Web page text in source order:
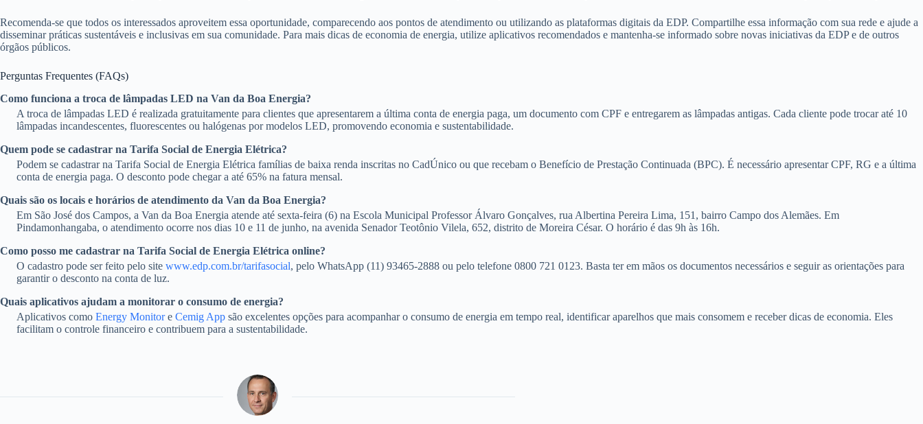
Recomenda-se que todos os interessados aproveitem essa oportunidade, comparecendo aos pontos de atendimento ou utilizando as plataformas digitais da EDP. Compartilhe essa informação com sua rede e ajude a
disseminar práticas sustentáveis e inclusivas em sua comunidade. Para mais dicas de economia de energia, utilize aplicativos recomendados e mantenha-se informado sobre novas iniciativas da EDP e de outros
órgãos públicos.
Perguntas Frequentes (FAQs)
Como funciona a troca de lâmpadas LED na Van da Boa Energia?
A troca de lâmpadas LED é realizada gratuitamente para clientes que apresentarem a última conta de energia paga, um documento com CPF e entregarem as lâmpadas antigas. Cada cliente pode trocar até 10
lâmpadas incandescentes, fluorescentes ou halógenas por modelos LED, promovendo economia e sustentabilidade.
Quem pode se cadastrar na Tarifa Social de Energia Elétrica?
Podem se cadastrar na Tarifa Social de Energia Elétrica famílias de baixa renda inscritas no CadÚnico ou que recebam o Benefício de Prestação Continuada (BPC). É necessário apresentar CPF, RG e a última
conta de energia paga. O desconto pode chegar a até 65% na fatura mensal.
Quais são os locais e horários de atendimento da Van da Boa Energia?
Em São José dos Campos, a Van da Boa Energia atende até sexta-feira (6) na Escola Municipal Professor Álvaro Gonçalves, rua Albertina Pereira Lima, 151, bairro Campo dos Alemães. Em
Pindamonhangaba, o atendimento ocorre nos dias 10 e 11 de junho, na avenida Senador Teotônio Vilela, 652, distrito de Moreira César. O horário é das 9h às 16h.
Como posso me cadastrar na Tarifa Social de Energia Elétrica online?
O cadastro pode ser feito pelo site www.edp.com.br/tarifasocial, pelo WhatsApp (11) 93465-2888 ou pelo telefone 0800 721 0123. Basta ter em mãos os documentos necessários e seguir as orientações para
garantir o desconto na conta de luz.
Quais aplicativos ajudam a monitorar o consumo de energia?
Aplicativos como Energy Monitore Cemig App são excelentes opções para acompanhar o consumo de energia em tempo real, identificar aparelhos que mais consomem e receber dicas de economia. Eles
facilitam o controle financeiro e contribuem para a sustentabilidade.